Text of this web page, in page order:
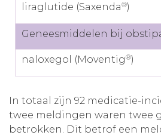
liraglutide (Saxenda®)
Geneesmiddelen bij
naloxegol (Moventig®)
In totaal zijn 92 medicatie-
twee meldingen waren twee
betrokken. Dit betrof een